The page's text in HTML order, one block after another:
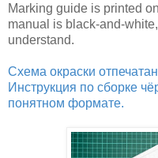
Marking guide is printed
manual is black-and-
understand.
Схема окраски
Инструкция по сборке
понятном формате.